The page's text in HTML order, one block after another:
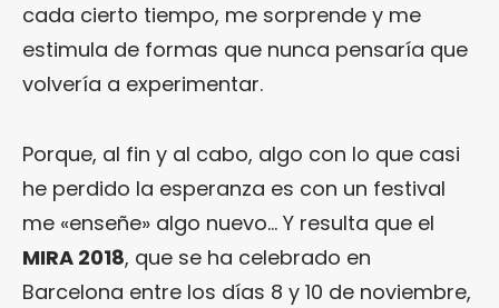
cada cierto tiempo, me sorprende y me
estimula de formas que nunca pensaría que
volvería a experimentar.
Porque, al fin y al cabo, algo con lo que casi
he perdido la esperanza es con un festival
me «enseñe» algo nuevo… Y resulta que el
MIRA 2018, que se ha celebrado en
Barcelona entre los días 8 y 10 de noviembre,